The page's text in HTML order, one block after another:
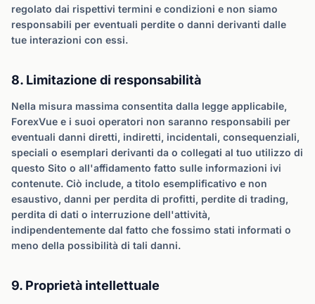
regolato dai rispettivi termini e condizioni e non siamo
responsabili per eventuali perdite o danni derivanti dalle
tue interazioni con essi.
8. Limitazione di responsabilità
Nella misura massima consentita dalla legge applicabile,
ForexVue e i suoi operatori non saranno responsabili per
eventuali danni diretti, indiretti, incidentali, consequenziali,
speciali o esemplari derivanti da o collegati al tuo utilizzo di
questo Sito o all'affidamento fatto sulle informazioni ivi
contenute. Ciò include, a titolo esemplificativo e non
esaustivo, danni per perdita di profitti, perdite di trading,
perdita di dati o interruzione dell'attività,
indipendentemente dal fatto che fossimo stati informati o
meno della possibilità di tali danni.
9. Proprietà intellettuale